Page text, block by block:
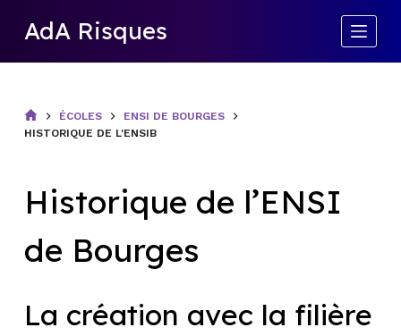
a
s
e
n
AdA Risques
ÉCOLES
ENSI DE BOURGES
HISTORIQUE DE L'ENSIB
Historique de l’ENSI
de Bourges
La création avec la filière